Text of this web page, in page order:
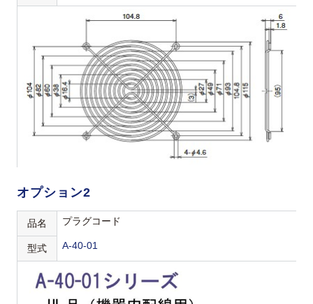
オプション2
品名 プラグコード
型式 A-40-01